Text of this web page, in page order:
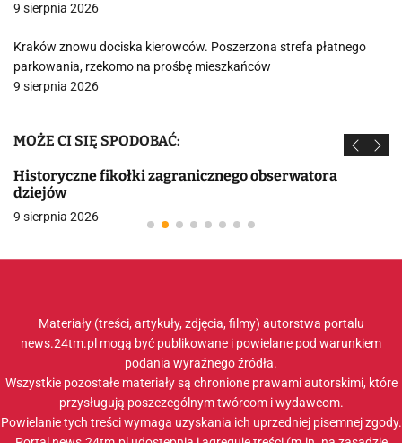
9 sierpnia 2026
Kraków znowu dociska kierowców. Poszerzona strefa płatnego
parkowania, rzekomo na prośbę mieszkańców
9 sierpnia 2026
MOŻE CI SIĘ SPODOBAĆ:
Historyczne fikołki zagranicznego obserwatora
dziejów
9 sierpnia 2026
Materiały (treści, artykuły, zdjęcia, filmy) autorstwa portalu
news.24tm.pl mogą być publikowane i powielane pod warunkiem
podania wyraźnego źródła.
Wszystkie pozostałe materiały są chronione prawami autorskimi, które
przysługują poszczególnym twórcom i wydawcom.
Powielanie tych treści wymaga uzyskania ich uprzedniej pisemnej zgody.